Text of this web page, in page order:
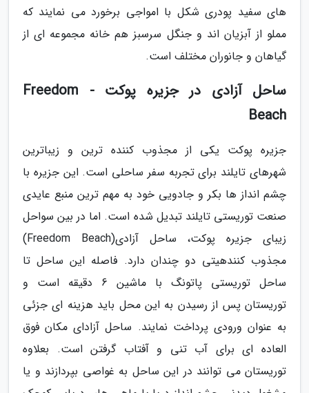
های سفید پودری شکل با امواجی برخورد می نمایند که
مملو از آبزیان اند و جنگل سرسبز هم خانه مجموعه ای از
گیاهان و جانوران مختلف است.
ساحل آزادی در جزیره پوکت - Freedom
Beach
جزیره پوکت یکی از مجذوب کننده ترین و زیباترین
شهرهای تایلند برای تجربه سفر ساحلی است. این جزیره با
چشم انداز ها بکر و جادویی خود به مهم ترین منبع عایدی
صنعت توریستی تایلند تبدیل شده است. اما در بین سواحل
زیبای جزیره پوکت، ساحل آزادی(Freedom Beach)
مجذوب کنندهیتی دو چندان دارد. فاصله این ساحل تا
ساحل توریستی پاتونگ با ماشین 6 دقیقه است و
توریستان پس از رسیدن به این محل باید هزینه ای جزئی
به عنوان ورودی پرداخت نمایند. ساحل آزادای مکان فوق
العاده ای برای آب تنی و آفتاب گرفتن است. بعلاوه
توریستان می توانند در این ساحل به غواصی بپردازند و یا